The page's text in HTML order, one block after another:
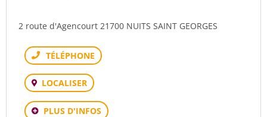
2 route d'Agencourt 21700 NUITS SAINT GEORGES
Téléphone
LOCALISER
PLUS D'INFOS